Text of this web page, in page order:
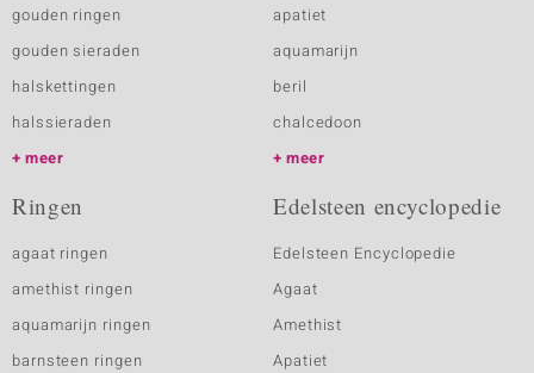
gouden ringen
gouden sieraden
halskettingen
halssieraden
meer
apatiet
aquamarijn
beril
chalcedoon
meer
Ringen
agaat ringen
amethist ringen
aquamarijn ringen
barnsteen ringen
Edelsteen encyclopedie
Edelsteen Encyclopedie
Agaat
Amethist
Apatiet